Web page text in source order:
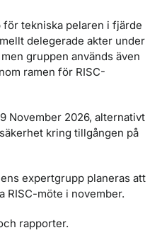
tekniska pelaren i fjärde
delegerade akter under
gruppen används även
ramen för RISC-
November 2026, alternativt
kring tillgången på
expertgrupp planeras att
RISC-möte i november.
rapporter.